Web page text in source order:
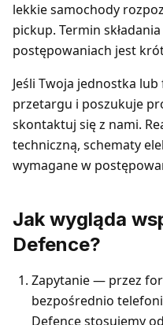
lekkie samochody
pickup. Termin
postępowaniach jest
Jeśli Twoja jednostka
przetargu i poszukuje
skontaktuj się z nami.
techniczną, schematy
wymagane w
Jak wygląda
Defence?
Zapytanie — przez
bezpośrednio
Defence stosujemy